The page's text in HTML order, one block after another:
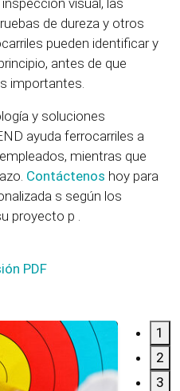
de dureza y otros
pueden identificar y
antes de que
importantes.
y soluciones
ayuda ferrocarriles a
mientras que
Contáctenos hoy para
s según los
proyecto p
PDF
1
2
3